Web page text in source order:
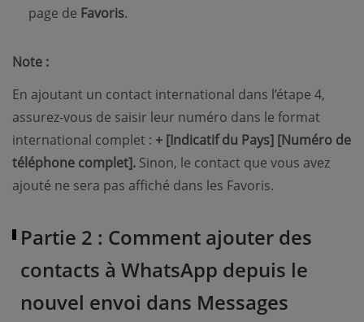
page de Favoris.
Note :
En ajoutant un contact international dans l’étape 4,
assurez-vous de saisir leur numéro dans le format
international complet : + [Indicatif du Pays] [Numéro de
téléphone complet]. Sinon, le contact que vous avez
ajouté ne sera pas affiché dans les Favoris.
Partie 2 : Comment ajouter des
contacts à WhatsApp depuis le
nouvel envoi dans Messages